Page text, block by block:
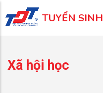
đến
TUYỂN SINH
Xã hội học